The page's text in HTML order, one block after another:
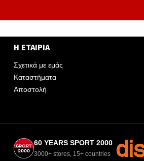
Η ΕΤΑΙΡΙΑ
Σχετικά με εμάς
Καταστήματα
Αποστολή
60 YEARS SPORT 2000
3000+ stores, 15+ countries